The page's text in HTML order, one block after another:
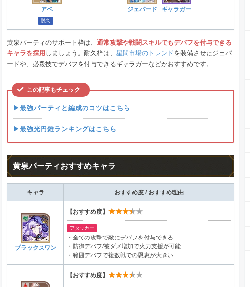
アベ
耐久
ジェパード ギャラガー
黄泉パーティのサポート枠は、 通常攻撃や戦闘スキルでもデバフを付与できる
キャラを採用 しましょう。耐久枠は、 星間市場のトレンドを装備させたジェパ
ードや、必殺技でデバフを付与できるギャラガーなどがおすすめです。
この記事もチェック
▶最強パーティと編成のコツはこちら
▶最強光円錐ランキングはこちら
黄泉パーティおすすめキャラ
キャラ おすすめ度 / おすすめ理由
ブラックスワン
【おすすめ度】 ★★★★★
アタッカー
・全ての攻撃で敵にデバフを付与できる
・防御デバフ/被ダメ増加で火力支援が可能
・範囲デバフで複数戦での恩恵が大きい
【おすすめ度】 ★★★★★